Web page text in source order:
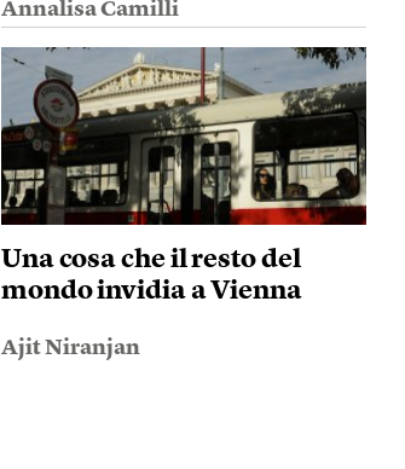
Annalisa Camilli
Una cosa che il resto del
mondo invidia a Vienna
Ajit Niranjan